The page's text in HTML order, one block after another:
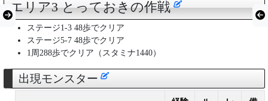
エリア3 とっておきの作戦
ステージ1-3 48歩でクリア
ステージ5-7 48歩でクリア
1周288歩でクリア（スタミナ1440）
出現モンスター